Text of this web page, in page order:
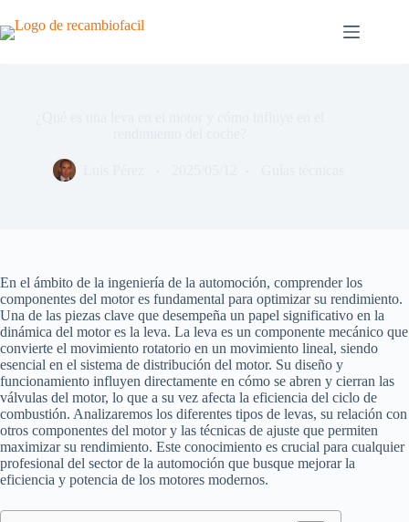
al
contenido
En el ámbito de la ingeniería de la automoción, comprender los
componentes del motor es fundamental para optimizar su rendimiento.
Una de las piezas clave que desempeña un papel significativo en la
dinámica del motor es la leva. La leva es un componente mecánico que
convierte el movimiento rotatorio en un movimiento lineal, siendo
esencial en el sistema de distribución del motor. Su diseño y
funcionamiento influyen directamente en cómo se abren y cierran las
válvulas del motor, lo que a su vez afecta la eficiencia del ciclo de
combustión. Analizaremos los diferentes tipos de levas, su relación con
otros componentes del motor y las técnicas de ajuste que permiten
maximizar su rendimiento. Este conocimiento es crucial para cualquier
profesional del sector de la automoción que busque mejorar la
eficiencia y potencia de los motores modernos.